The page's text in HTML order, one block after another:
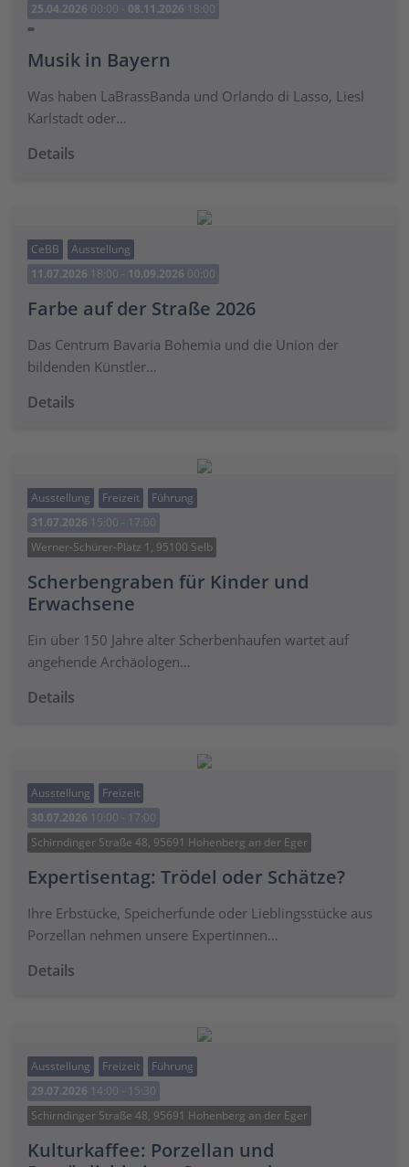
25.04.2026 00:00 - 08.11.2026 18:00
Musik in Bayern
Was haben LaBrassBanda und Orlando di Lasso, Liesl
Karlstadt oder…
Details
CeBB
Ausstellung
11.07.2026 18:00 - 10.09.2026 00:00
Farbe auf der Straße 2026
Das Centrum Bavaria Bohemia und die Union der
bildenden Künstler…
Details
Ausstellung Freizeit
Führung
31.07.2026 15:00 - 17:00
Werner-Schürer-Platz 1, 95100 Selb
Scherbengraben für Kinder und
Erwachsene
Ein über 150 Jahre alter Scherbenhaufen wartet auf
angehende Archäologen…
Details
Ausstellung
Freizeit
30.07.2026 10:00 - 17:00
Schirndinger Straße 48, 95691 Hohenberg an der Eger
Expertisentag: Trödel oder Schätze?
Ihre Erbstücke, Speicherfunde oder Lieblingsstücke aus
Porzellan nehmen unsere Expertinnen…
Details
Ausstellung Freizeit
Führung
29.07.2026 14:00 - 15:30
Schirndinger Straße 48, 95691 Hohenberg an der Eger
Kulturkaffee: Porzellan und